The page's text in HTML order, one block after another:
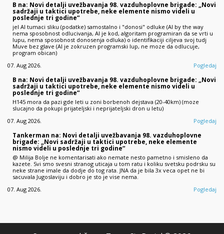
B na: Novi detalji uvežbavanja 98. vazduhoplovne brigade: „Novi
sadržaji u taktici upotrebe, neke elemente nismo videli u
poslednje tri godine“
jel AI tumaci sliku (podatke) samostalno i "donosi" odluke (AI by the way
nema sposobnost odlucivanja, AI je kod, algoritam programiran da se vrti u
lupu, nema sposobnost donosenja odluka) o identifikaciji ciljeva svoj tudj
Muve bez glave (AI je zokruzen programski lup, ne moze da odlucuje,
program obican)
07. Aug 2026.
Pogledaj
B na: Novi detalji uvežbavanja 98. vazduhoplovne brigade: „Novi
sadržaji u taktici upotrebe, neke elemente nismo videli u
poslednje tri godine“
H145 mora da pazi gde leti u zoni borbenoh dejstava (20-40km) (moze
slucajno da pokupi prijateljski i neprijateljski dron u letu)
07. Aug 2026.
Pogledaj
Tankerman na: Novi detalji uvežbavanja 98. vazduhoplovne
brigade: „Novi sadržaji u taktici upotrebe, neke elemente
nismo videli u poslednje tri godine“
@ Milija Bolje ne komentarisati ako nemate nesto pametno i smisleno da
kazete. Svi smo svesni stranog uticaja u tom ratu i koliku svetsku podrsku su
neke strane imale da dodje do tog rata. JNA da je bila 3x veca opet ne bi
sacuvala Jugoslaviju i dobro je sto je vise nema.
07. Aug 2026.
Pogledaj